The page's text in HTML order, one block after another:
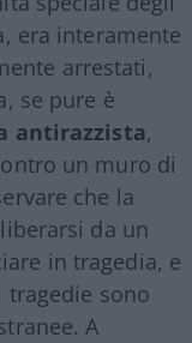
era interamente
arrestati,
se pure è
antirazzista,
un muro di
che la
da un
in tragedia, e
sono
A